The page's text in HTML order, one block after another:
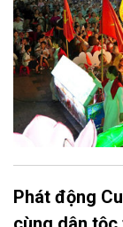
Phát động